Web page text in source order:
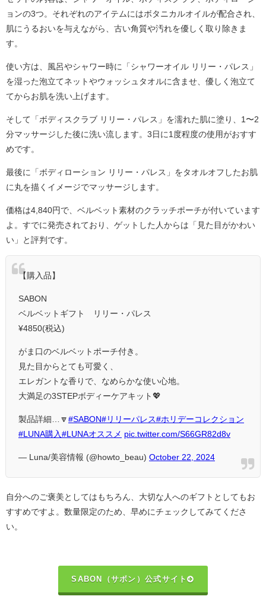
ョンの3つ。それぞれのアイテムにはボタニカルオイルが配合され、
肌にうるおいを与えながら、古い角質や汚れを優しく取り除きま
す。
使い方は、風呂やシャワー時に「シャワーオイル リリー・パレス」
を湿った泡立てネットやウォッシュタオルに含ませ、優しく泡立て
てからお肌を洗い上げます。
そして「ボディスクラブ リリー・パレス」を濡れた肌に塗り、1〜2
分マッサージした後に洗い流します。3日に1度程度の使用がおすす
めです。
最後に「ボディローション リリー・パレス」をタオルオフしたお肌
に丸を描くイメージでマッサージします。
価格は4,840円で、ベルベット素材のクラッチポーチが付いています
よ。すでに発売されており、ゲットした人からは「見た目がかわい
い」と評判です。
【購入品】
SABON
ベルベットギフト リリー・パレス
¥4850(税込)
がま口のベルベットポーチ付き。
見た目からとても可愛く、
エレガントな香りで、なめらかな使い心地。
大満足の3STEPボディーケアキット💖
製品詳細…🔽 #SABON#リリーパレス#ホリデーコレクション
#LUNA購入 #LUNAオススメ pic.twitter.com/S66GR82d8v
— Luna/美容情報 (@howto_beau) October 22, 2024
自分へのご褒美としてはもちろん、大切な人へのギフトとしてもお
すすめですよ。数量限定のため、早めにチェックしてみてくださ
い。
SABON（サボン）公式サイト